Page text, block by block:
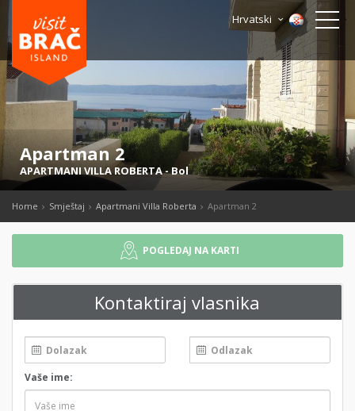
Hrvatski
Apartman 2
APARTMANI VILLA ROBERTA-Bol
Home Smještaj Apartmani Villa Roberta Apartman 2
POGLEDAJ NA KARTI
Kontaktiraj vlasnika
Vaše ime: